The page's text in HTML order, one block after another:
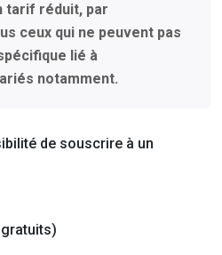
tarif réduit, par
ceux qui ne peuvent pas
lié à
notamment.
de souscrire à un